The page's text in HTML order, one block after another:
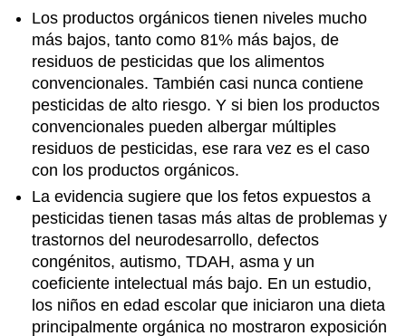
Los productos orgánicos tienen niveles mucho
más bajos, tanto como 81% más bajos, de
residuos de pesticidas que los alimentos
convencionales. También casi nunca contiene
pesticidas de alto riesgo. Y si bien los productos
convencionales pueden albergar múltiples
residuos de pesticidas, ese rara vez es el caso
con los productos orgánicos.
La evidencia sugiere que los fetos expuestos a
pesticidas tienen tasas más altas de problemas y
trastornos del neurodesarrollo, defectos
congénitos, autismo, TDAH, asma y un
coeficiente intelectual más bajo. En un estudio,
los niños en edad escolar que iniciaron una dieta
principalmente orgánica no mostraron exposición